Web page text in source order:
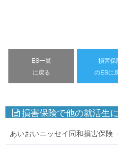
ES一覧
に戻る
損害保
のESに
損害保険で他の就活生
あいおいニッセイ同和損害保険